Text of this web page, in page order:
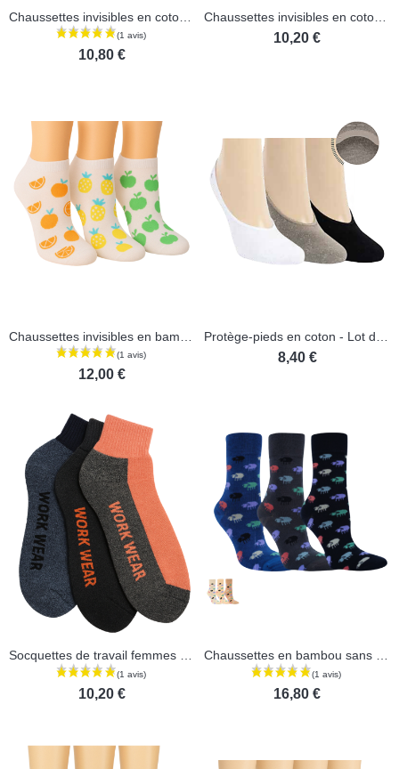
10,80 €
10,20 €
12,00 €
8,40 €
Socquettes de travail femmes en coton - Lot de 3 paires
10,20 €
Chaussettes en bambou sans élastique - Lot de 3 paires
16,80 €